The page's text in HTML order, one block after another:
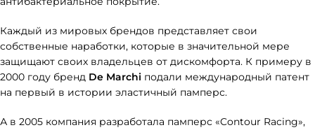
Каждый из мировых брендов представляет свои
собственные наработки, которые в значительной мере
защищают своих владельцев от дискомфорта. К примеру в
2000 году бренд De Marchi подали международный патент
на первый в истории эластичный памперс.
А в 2005 компания разработала памперс «Contour Racing»,